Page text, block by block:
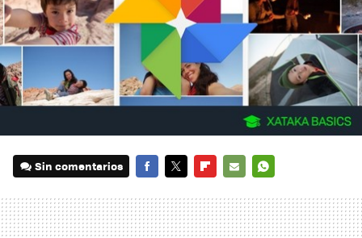
Sin comentarios
MAIL